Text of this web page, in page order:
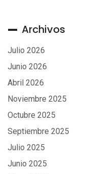
Archivos
Julio 2026
Junio 2026
Abril 2026
Noviembre 2025
Octubre 2025
Septiembre 2025
Julio 2025
Junio 2025